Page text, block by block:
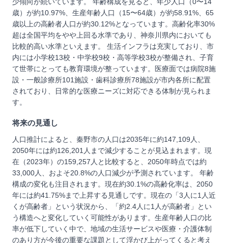
歳）が約10.97%、生産年齢人口（15〜64歳）が約58.91%、65
歳以上の高齢者人口が約30.12%となっています。高齢化率30%
超は全国平均をやや上回る水準であり、神奈川県内においても
比較的高い水準といえます。 生活インフラは充実しており、市
内には小学校13校・中学校9校・高等学校3校が整備され、子育
て世帯にとっても教育環境が整っています。医療面では病院8施
設・一般診療所101施設・歯科診療所78施設が市内各所に配置
されており、日常的な医療ニーズに対応できる体制が見られま
す。
将来の見通し
人口推計によると、秦野市の人口は2035年に約147,109人、
2050年には約126,201人まで減少することが見込まれます。現
在（2023年）の159,257人と比較すると、2050年時点では約
33,000人、およそ20.8%の人口減少が予測されています。 年齢
構成の変化も注目されます。現在約30.1%の高齢化率は、2050
年には約41.75%まで上昇する見通しです。現在の「3人に1人近
くが高齢者」という状況から、「約2.4人に1人が高齢者」とい
う構造へと変化していく可能性があります。生産年齢人口の比
率が低下していく中で、地域の生活サービスや医療・介護体制
のあり方が今後の重要な課題として浮かび上がってくると考え